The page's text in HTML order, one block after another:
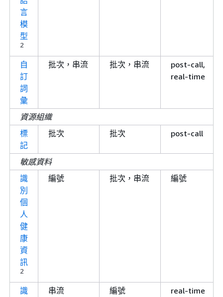
言
模
型
2
自
訂
詞
彙
批次，串流 批次，串流
post-call,
real-time
資源組織
標
記
批次 批次 post-call
敏感資料
識
別
個
人
健
康
資
訊
2
編號 批次，串流 編號
識
串流 編號 real-time